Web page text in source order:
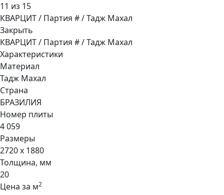
11 из 15
КВАРЦИТ / Партия # / Тадж Махал
Закрыть
КВАРЦИТ / Партия # / Тадж Махал
Характеристики
Материал
Тадж Махал
Страна
БРАЗИЛИЯ
Номер плиты
4 059
Размеры
2720 x 1880
Толщина, мм
20
Цена за м2